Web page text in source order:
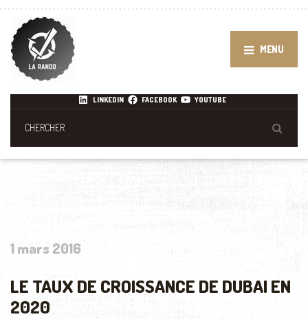
MENU
LINKEDIN FACEBOOK YOUTUBE
1 mars 2016
LE TAUX DE CROISSANCE DE DUBAI EN
2020